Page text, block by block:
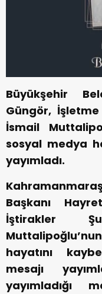
Büyükşehir
Güngör,
İsmail
sosyal medya
yayımladı.
Başkanı
İştirakler
hayatını
mesajı
yayımladığı